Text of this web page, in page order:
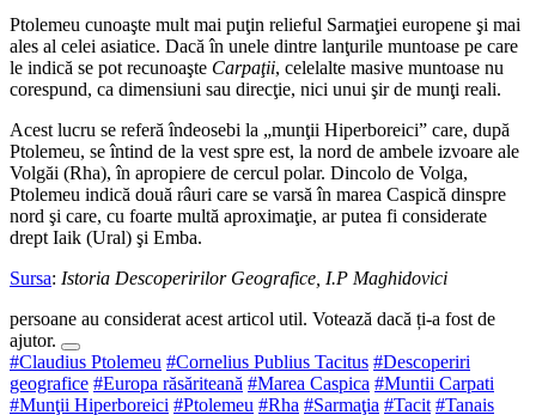
Ptolemeu cunoaşte mult mai puţin relieful Sarmaţiei europene şi mai
ales al celei asiatice. Dacă în unele dintre lanţurile muntoase pe care
le indică se pot recunoaşte Carpaţii, celelalte masive muntoase nu
corespund, ca dimensiuni sau direcţie, nici unui şir de munţi reali.
Acest lucru se referă îndeosebi la „munţii Hiperboreici” care, după
Ptolemeu, se întind de la vest spre est, la nord de ambele izvoare ale
Volgăi (Rha), în apropiere de cercul polar. Dincolo de Volga,
Ptolemeu indică două râuri care se varsă în marea Caspică dinspre
nord şi care, cu foarte multă aproximaţie, ar putea fi considerate
drept Iaik (Ural) şi Emba.
Sursa: Istoria Descoperirilor Geografice, I.P Maghidovici
persoane au considerat acest articol util. Votează dacă ți-a fost de
ajutor.
#Claudius Ptolemeu #Cornelius Publius Tacitus #Descoperiri
geografice #Europa răsăriteană #Marea Caspica #Muntii Carpati
#Munţii Hiperboreici #Ptolemeu #Rha #Sarmaţia #Tacit #Tanais